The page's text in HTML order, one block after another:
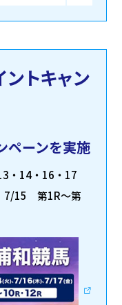
ントキャン
ペーンを実施
・14・16・17
7/15 第1R～第